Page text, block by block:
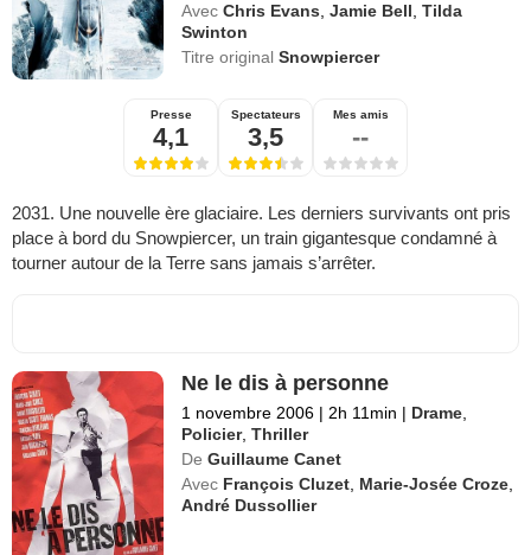
Avec Chris Evans,Jamie Bell,Tilda
Swinton
Titre originalSnowpiercer
Presse
4,1
Spectateurs
3,5
Mes amis
--
2031. Une nouvelle ère glaciaire. Les derniers survivants ont pris
place à bord du Snowpiercer, un train gigantesque condamné à
tourner autour de la Terre sans jamais s’arrêter.
Ne le dis à personne
1 novembre 2006 | 2h 11min | Drame,
Policier,Thriller
De Guillaume Canet
Avec François Cluzet, Marie-Josée Croze,
André Dussollier